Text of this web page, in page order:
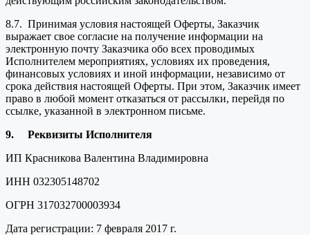
8.7. Принимая условия настоящей Оферты, Заказчик
выражает свое согласие на получение информации на
электронную почту Заказчика обо всех проводимых
Исполнителем мероприятиях, условиях их проведения,
финансовых условиях и иной информации, независимо от
срока действия настоящей Оферты. При этом, Заказчик имеет
право в любой момент отказаться от рассылки, перейдя по
ссылке, указанной в электронном письме.
9. Реквизиты Исполнителя
ИП Красникова Валентина Владимировна
ИНН 032305148702
ОГРН 317032700003934
Дата регистрации: 7 февраля 2017 г.